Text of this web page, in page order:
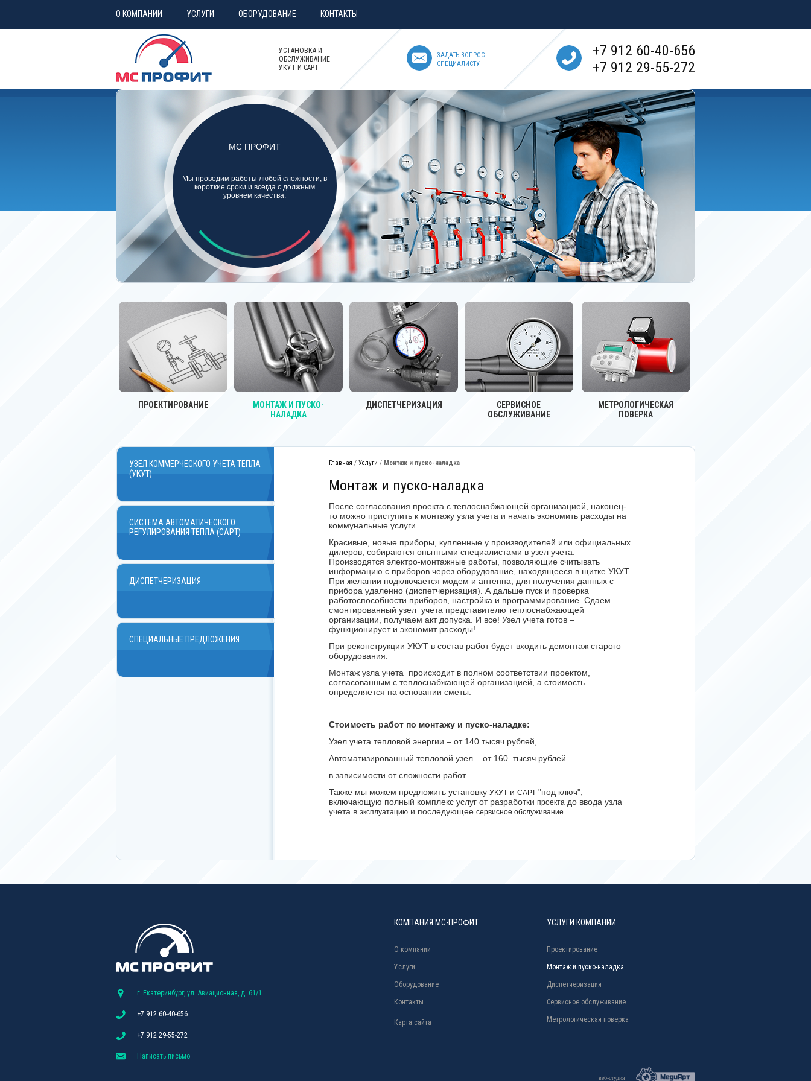
О КОМПАНИИ УСЛУГИ ОБОРУДОВАНИЕ КОНТАКТЫ
УСТАНОВКА И
ОБСЛУЖИВАНИЕ
УКУТ И САРТ
ЗАДАТЬ ВОПРОС
СПЕЦИАЛИСТУ
+7 912 60-40-656
+7 912 29-55-272
МС ПРОФИТ
Мы проводим работы любой сложности, в
короткие сроки и всегда с должным
уровнем качества.
ПРОЕКТИРОВАНИЕ
МОНТАЖ И ПУСКО-
НАЛАДКА
ДИСПЕТЧЕРИЗАЦИЯ
СЕРВИСНОЕ
ОБСЛУЖИВАНИЕ
МЕТРОЛОГИЧЕСКАЯ
ПОВЕРКА
УЗЕЛ КОММЕРЧЕСКОГО УЧЕТА ТЕПЛА
(УКУТ)
СИСТЕМА АВТОМАТИЧЕСКОГО
РЕГУЛИРОВАНИЯ ТЕПЛА (САРТ)
ДИСПЕТЧЕРИЗАЦИЯ
СПЕЦИАЛЬНЫЕ ПРЕДЛОЖЕНИЯ
Главная / Услуги / Монтаж и пуско-наладка
Монтаж и пуско-наладка
После согласования проекта с теплоснабжающей организацией, наконец-
то можно приступить к монтажу узла учета и начать экономить расходы на
коммунальные услуги.
Красивые, новые приборы, купленные у производителей или официальных
дилеров, собираются опытными специалистами в узел учета.
Производятся электро-монтажные работы, позволяющие считывать
информацию с приборов через оборудование, находящееся в щитке УКУТ.
При желании подключается модем и антенна, для получения данных с
прибора удаленно (диспетчеризация). А дальше пуск и проверка
работоспособности приборов, настройка и программирование. Сдаем
смонтированный узел учета представителю теплоснабжающей
организации, получаем акт допуска. И все! Узел учета готов –
функционирует и экономит расходы!
При реконструкции УКУТ в состав работ будет входить демонтаж старого
оборудования.
Монтаж узла учета происходит в полном соответствии проектом,
согласованным с теплоснабжающей организацией, а стоимость
определяется на основании сметы.
Стоимость работ по монтажу и пуско-наладке:
Узел учета тепловой энергии – от 140 тысяч рублей,
Автоматизированный тепловой узел – от 160 тысяч рублей
в зависимости от сложности работ.
Также мы можем предложить установку УКУТ и САРТ "под ключ",
включающую полный комплекс услуг от разработки проекта до ввода узла
учета в эксплуатацию и последующее сервисное обслуживание
г. Екатеринбург, ул. Авиационная, д. 61/1
+7 912 60-40-656
+7 912 29-55-272
Написать письмо
КОМПАНИЯ МС-ПРОФИТ
О компании
Услуги
Оборудование
Контакты
Карта сайта
УСЛУГИ КОМПАНИИ
Проектирование
Монтаж и пуско-наладка
Диспетчеризация
Сервисное обслуживание
Метрологическая поверка
веб-студия